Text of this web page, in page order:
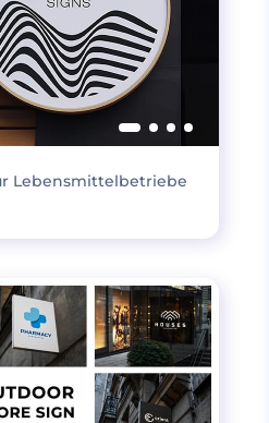
Lebensmittelbetriebe